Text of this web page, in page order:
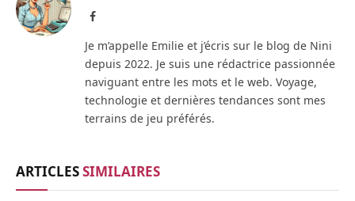
Facebook
Je m’appelle Emilie et j’écris sur le blog de Nini
depuis 2022. Je suis une rédactrice passionnée
naviguant entre les mots et le web. Voyage,
technologie et dernières tendances sont mes
terrains de jeu préférés.
ARTICLESSIMILAIRES